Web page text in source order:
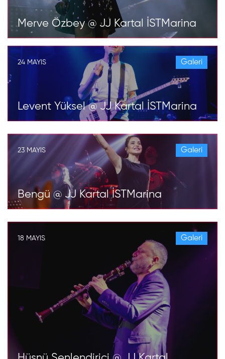
Merve Özbey @ JJ Kartal İSTMarina
24 MAYIS Galeri
Levent Yüksel @ JJ Kartal İSTMarina
23 MAYIS Galeri
Bengü @ JJ Kartal İSTMarina
18 MAYIS Galeri